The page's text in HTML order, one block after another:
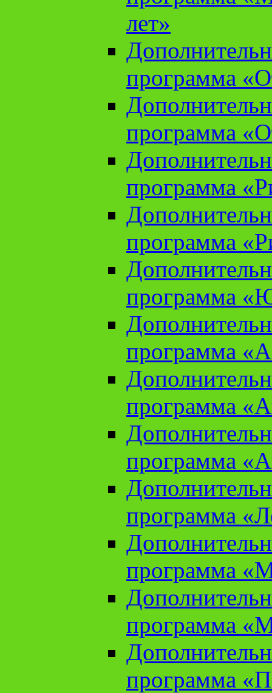
лет»
программа
программа
программа
программа
программа
программа
программа
программа
программа
программа
программа
программа